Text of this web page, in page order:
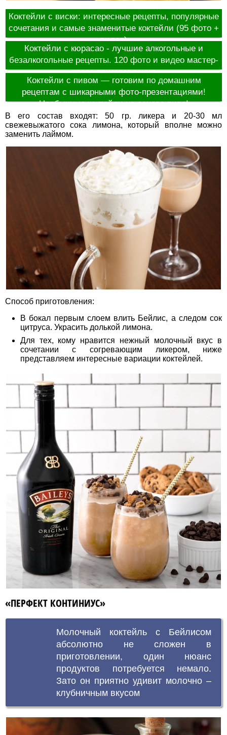
Коктейли с виски: интересные рецепты, популярные
сочетания и самые знаменитые коктейли (95 фото +
видео)
Коктейли с кюрасао - лучшие алкогольные и
безалкогольные рецепты. 120 фото и видео мастер-
класс приготовления
Коктейли с пивом — готовим по домашним
рецептам с шикарными фото-презентациями!
Необычные коктейли на основе пива!
В его состав входят: 50 гр. ликера и 20-30 мл
свежевыжатого сока лимона, который вполне можно
заменить лаймом.
Способ приготовления:
В бокал первым слоем влить Бейлис, а следом сок
цитруса. Украсить долькой лимона.
Для тех, кому нравится нежный молочный вкус в
сочетании с согревающим ликером, ниже
представляем интересные вариации коктейлей.
«ПЕРФЕКТ КОНТИНИУС»
Молочный коктейль с Бейлисом
абсолютно не сложен в
приготовлении, один нюанс
продуктов потребуется немало.
Зато он приятно удивит молочно –
клубничным вкусом